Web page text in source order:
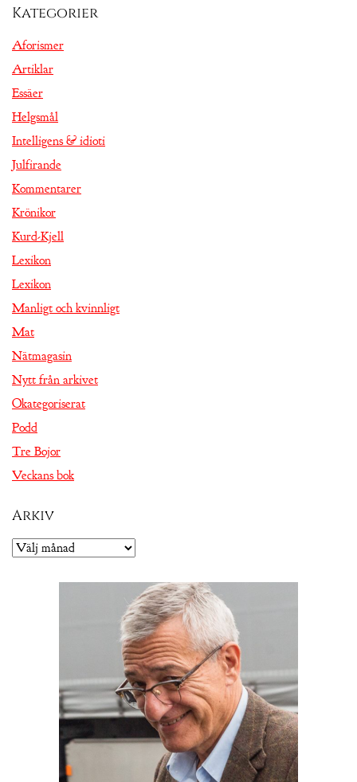
Kategorier
Aforismer
Artiklar
Essäer
Helgsmål
Intelligens & idioti
Julfirande
Kommentarer
Krönikor
Kurd-Kjell
Lexikon
Lexikon
Manligt och kvinnligt
Mat
Nätmagasin
Nytt från arkivet
Okategoriserat
Podd
Tre Bojor
Veckans bok
Arkiv
Arkiv